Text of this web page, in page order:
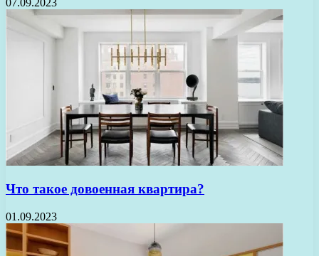
Что такое довоенная квартира?
01.09.2023